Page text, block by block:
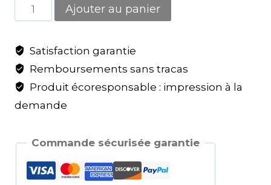
Ajouter au panier
Satisfaction garantie
Remboursements sans tracas
Produit écoresponsable : impression à la
demande
Commande sécurisée garantie